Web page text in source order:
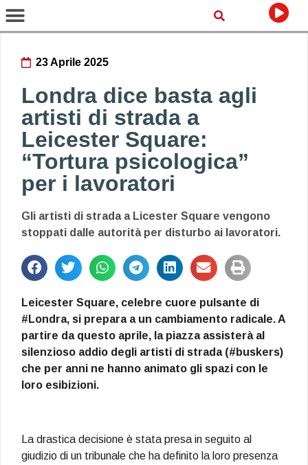
23 Aprile 2025
Londra dice basta agli
artisti di strada a
Leicester Square:
“Tortura psicologica”
per i lavoratori
Gli artisti di strada a Licester Square vengono
stoppati dalle autorità per disturbo ai lavoratori.
Leicester Square, celebre cuore pulsante di
#Londra, si prepara a un cambiamento radicale. A
partire da questo aprile, la piazza assisterà al
silenzioso addio degli artisti di strada (#buskers)
che per anni ne hanno animato gli spazi con le
loro esibizioni.
La drastica decisione è stata presa in seguito al
giudizio di un tribunale che ha definito la loro presenza